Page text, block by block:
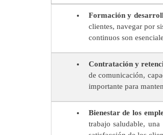
Formación y
clientes, navegar por
continuos son
Contratación y
de comunicación,
importante para
Bienestar de los
trabajo saludable,